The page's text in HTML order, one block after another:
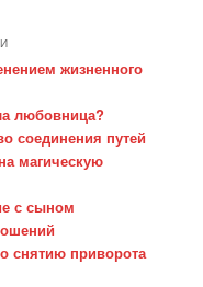
жизненного
любовница?
соединения путей
магическую
с сыном
снятию приворота